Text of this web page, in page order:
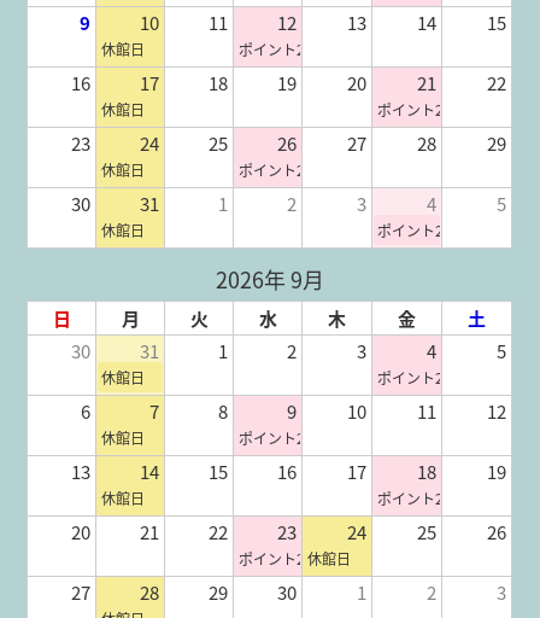
9 10 11 12 13 14 15
休館日 ポイント2倍
16 17 18 19 20 21 22
休館日 ポイント2倍
23 24 25 26 27 28 29
休館日 ポイント2倍
30 31 1 2 3 4 5
休館日 ポイント2倍
2026年 9月
日 月 火 水 木 金
土
30
31 1 2 3 4 5
休館日 ポイント2倍
6 7 8 9 10 11 12
休館日 ポイント2倍
13 14 15 16 17 18 19
休館日 ポイント2倍
20 21 22 23 24 25 26
ポイント2倍休館日
27 28 29 30 1 2 3